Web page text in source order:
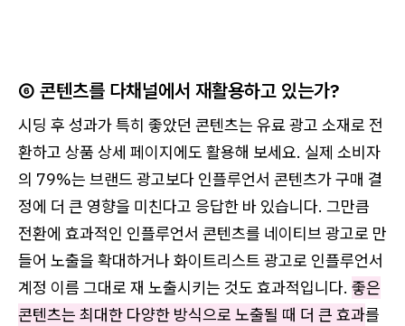
⑥ 콘텐츠를 다채널에서 재활용하고 있는가?
시딩 후 성과가 특히 좋았던 콘텐츠는 유료 광고 소재로 전
환하고 상품 상세 페이지에도 활용해 보세요. 실제 소비자
의 79%는 브랜드 광고보다 인플루언서 콘텐츠가 구매 결
정에 더 큰 영향을 미친다고 응답한 바 있습니다. 그만큼
전환에 효과적인 인플루언서 콘텐츠를 네이티브 광고로 만
들어 노출을 확대하거나 화이트리스트 광고로 인플루언서
계정 이름 그대로 재 노출시키는 것도 효과적입니다. 좋은
콘텐츠는 최대한 다양한 방식으로 노출될 때 더 큰 효과를